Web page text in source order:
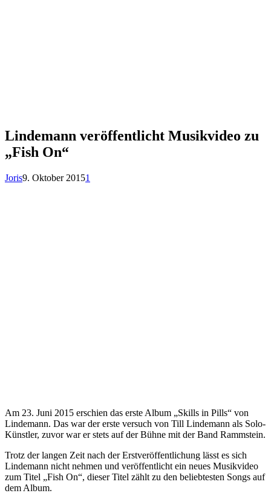
Lindemann veröffentlicht Musikvideo zu
„Fish On“
Joris9. Oktober 20151
Am 23. Juni 2015 erschien das erste Album „Skills in Pills“ von
Lindemann. Das war der erste versuch von Till Lindemann als Solo-
Künstler, zuvor war er stets auf der Bühne mit der Band Rammstein.
Trotz der langen Zeit nach der Erstveröffentlichung lässt es sich
Lindemann nicht nehmen und veröffentlicht ein neues Musikvideo
zum Titel „Fish On“, dieser Titel zählt zu den beliebtesten Songs auf
dem Album.